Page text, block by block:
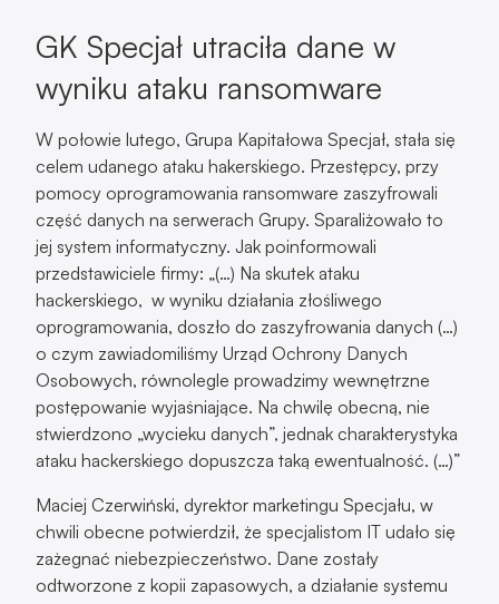
GK Specjał utraciła dane w
wyniku ataku ransomware
W połowie lutego, Grupa Kapitałowa Specjał, stała się
celem udanego ataku hakerskiego. Przestępcy, przy
pomocy oprogramowania ransomware zaszyfrowali
część danych na serwerach Grupy. Sparaliżowało to
jej system informatyczny. Jak poinformowali
przedstawiciele firmy: „(…) Na skutek ataku
hackerskiego, w wyniku działania złośliwego
oprogramowania, doszło do zaszyfrowania danych (…)
o czym zawiadomiliśmy Urząd Ochrony Danych
Osobowych, równolegle prowadzimy wewnętrzne
postępowanie wyjaśniające. Na chwilę obecną, nie
stwierdzono „wycieku danych”, jednak charakterystyka
ataku hackerskiego dopuszcza taką ewentualność. (…)”
Maciej Czerwiński, dyrektor marketingu Specjału, w
chwili obecne potwierdził, że specjalistom IT udało się
zażegnać niebezpieczeństwo. Dane zostały
odtworzone z kopii zapasowych, a działanie systemu